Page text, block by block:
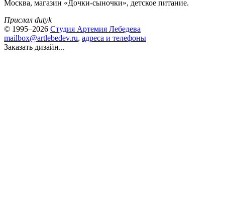
Москва, магазин «Дочки-сыночки», детское питание.
Прислал dutyk
© 1995–2026 Студия Артемия Лебедева
mailbox@artlebedev.ru, адреса и телефоны
Заказать дизайн...